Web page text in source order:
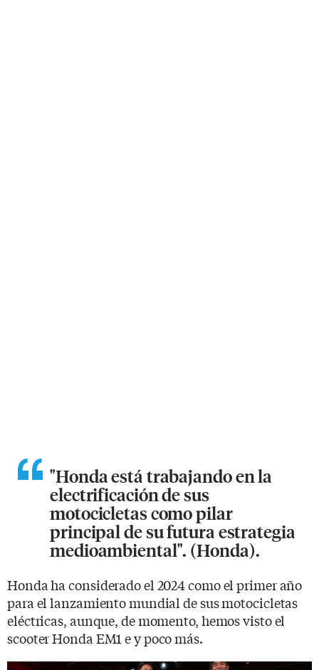
"Honda está trabajando en la
electrificación de sus
motocicletas como pilar
principal de su futura estrategia
medioambiental". (Honda).
Honda ha considerado el 2024 como el primer año
para el lanzamiento mundial de sus motocicletas
eléctricas, aunque, de momento, hemos visto el
scooter Honda EM1 e y poco más.